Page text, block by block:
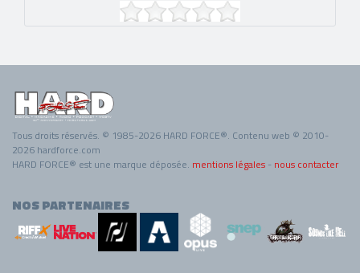
Tous droits réservés. © 1985-2026 HARD FORCE®. Contenu web © 2010-
2026 hardforce.com
HARD FORCE® est une marque déposée. mentions légales - nous contacter
NOS PARTENAIRES